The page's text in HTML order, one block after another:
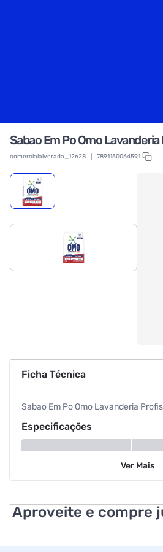
Sabao Em Po Omo
comercialalvorada_12628 7891150064591
Ficha Técnica
Sabao Em Po Omo Lavanderia
Especificações
Ver Mais
Aproveite e compre